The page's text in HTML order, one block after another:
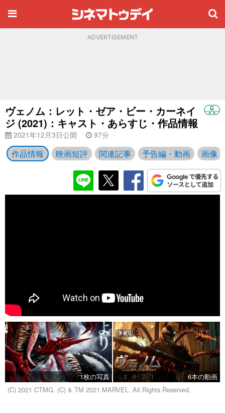
ADVERTISEMENT
ヴェノム：レット・ゼア・ビー・カーネイ
ジ (2021)：キャスト・あらすじ・作品情報
2021年12月3日公開 97分
作品情報 映画短評 関連記事 予告編・動画 画像
1枚の写真
6本の動画
(C) 2021 CTMG. (C) & TM 2021 MARVEL. All Rights Reserved.